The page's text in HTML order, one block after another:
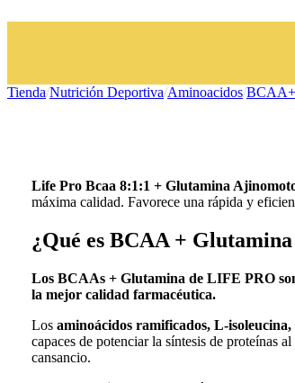
Tienda/Nutrición Deportiva/Aminoacidos/
Life Pro Bcaa 8:1:1 + Glutamina
máxima calidad. Favorece una rápida y
¿Qué es BCAA +
Los BCAAs + Glutamina de LIFE PRO
la mejor calidad farmacéutica.
Los aminoácidos ramificados, L-
capaces de potenciar la síntesis de proteínas
cansancio.